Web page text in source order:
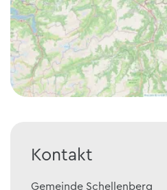
Kontakt
Gemeinde Schellenberg